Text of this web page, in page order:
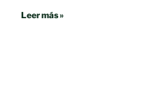
Leer más »